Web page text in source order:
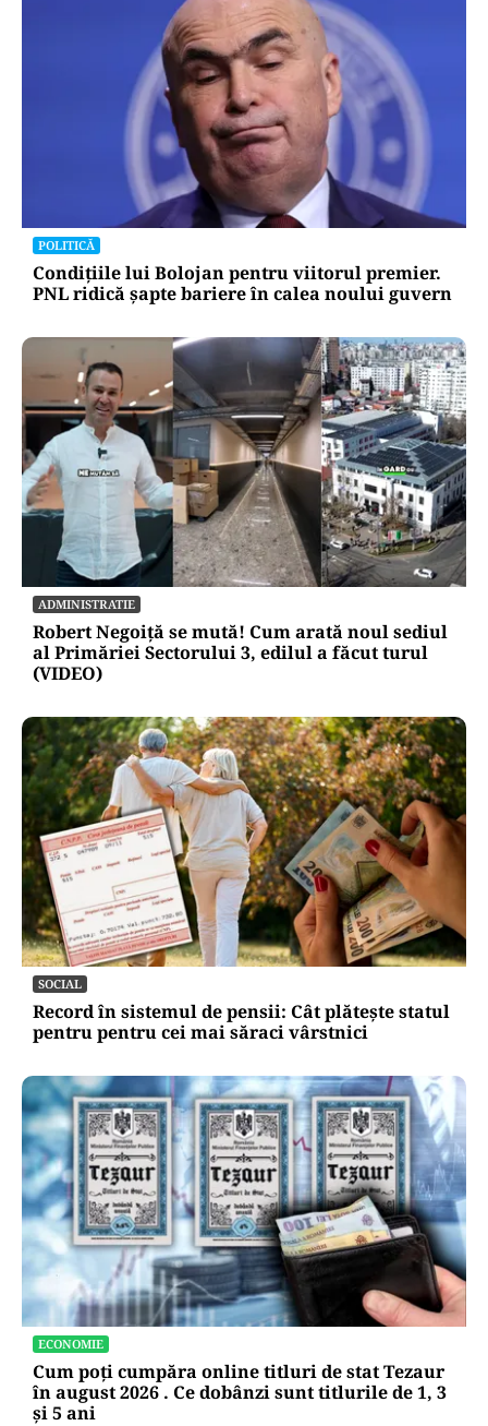
POLITICĂ
Condițiile lui Bolojan pentru viitorul premier.
PNL ridică șapte bariere în calea noului guvern
ADMINISTRATIE
Robert Negoiță se mută! Cum arată noul sediul
al Primăriei Sectorului 3, edilul a făcut turul
(VIDEO)
SOCIAL
Record în sistemul de pensii: Cât plătește statul
pentru pentru cei mai săraci vârstnici
ECONOMIE
Cum poți cumpăra online titluri de stat Tezaur
în august 2026 . Ce dobânzi sunt titlurile de 1, 3
și 5 ani